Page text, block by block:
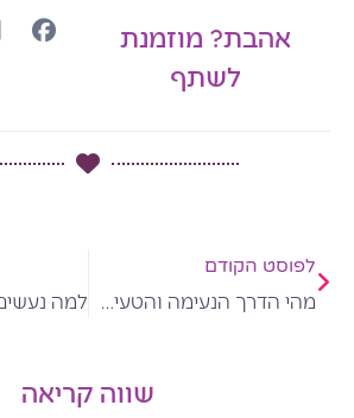
אהבת? מוזמנת
לשתף
לפוסט הקודם
מהי הדרך הנעימה והטעימה לצאת ממעגל ההשמנה אחת ולתמיד?
שווה קריאה